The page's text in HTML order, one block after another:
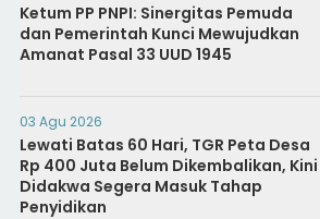
Ketum PP PNPI: Sinergitas Pemuda
dan Pemerintah Kunci Mewujudkan
Amanat Pasal 33 UUD 1945
03 Agu 2026
Lewati Batas 60 Hari, TGR Peta Desa
Rp 400 Juta Belum Dikembalikan, Kini
Didakwa Segera Masuk Tahap
Penyidikan